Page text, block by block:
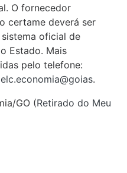
O fornecedor
certame deverá ser
oficial de
Estado. Mais
pelo telefone:
.
GO (Retirado do Meu